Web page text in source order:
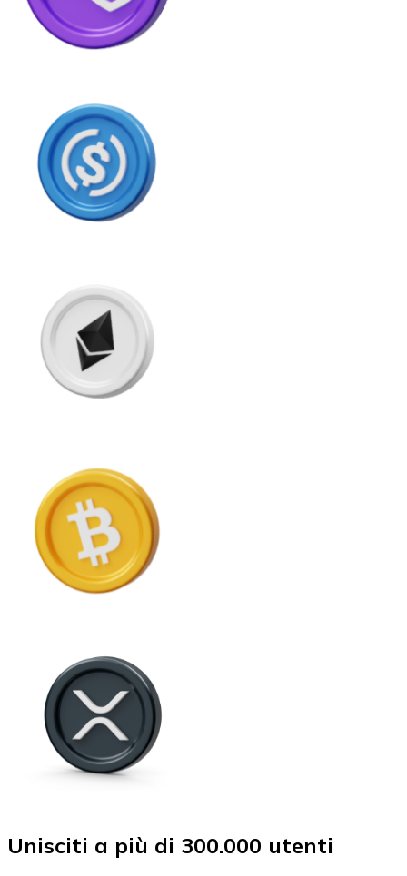
Unisciti a più di 300.000 utenti